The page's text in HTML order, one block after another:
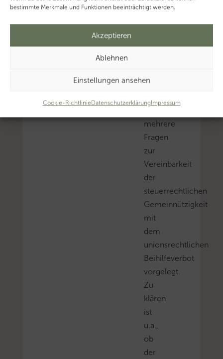
bestimmte Merkmale und Funktionen beeinträchtigt werden.
Akzeptieren
Ablehnen
Einstellungen ansehen
Cookie-RichtlinieDatenschutzerklärungImpressum
hat
mehrere
Fragen
zur
Vereinbarkeit
der
steuerrechtlichen
Gemeinnützigkeit
mit
dem
unionsrechtlichen
Beihilfeverbot
vorgelegt.
Zu
klären
ist
u.a.,
ob
der